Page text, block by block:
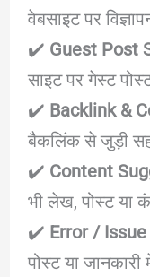
वेबसाइट पर
✔️ Guest Post
साइट पर गेस्ट
✔️ Backlink &
बैकलिंक से जुड़ी
✔️ Content
भी लेख, पोस्ट या
✔️ Error /
पोस्ट या